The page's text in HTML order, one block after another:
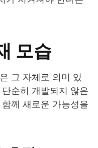
모습
그 자체로 의미 있
순히 개발되지 않은
께 새로운 가능성을